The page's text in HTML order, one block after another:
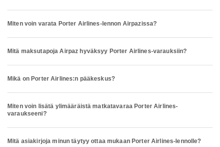
Miten voin varata Porter Airlines-lennon Airpazissa?
Mitä maksutapoja Airpaz hyväksyy Porter Airlines-varauksiin?
Mikä on Porter Airlines:n pääkeskus?
Miten voin lisätä ylimääräistä matkatavaraa Porter Airlines-
varaukseeni?
Mitä asiakirjoja minun täytyy ottaa mukaan Porter Airlines-lennolle?